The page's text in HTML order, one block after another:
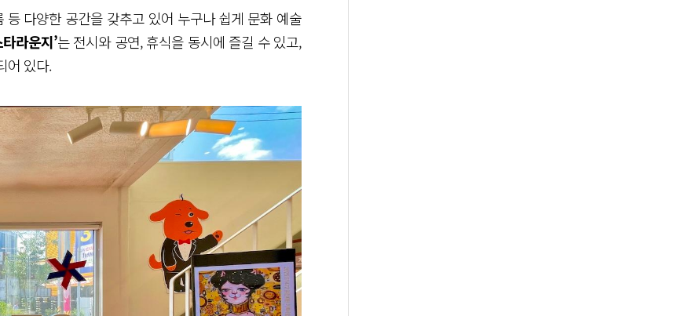
다양한 공간을 갖추고 있어 누구나 쉽게 문화 예술
라운지’는 전시와 공연, 휴식을 동시에 즐길 수 있고,
어 있다.